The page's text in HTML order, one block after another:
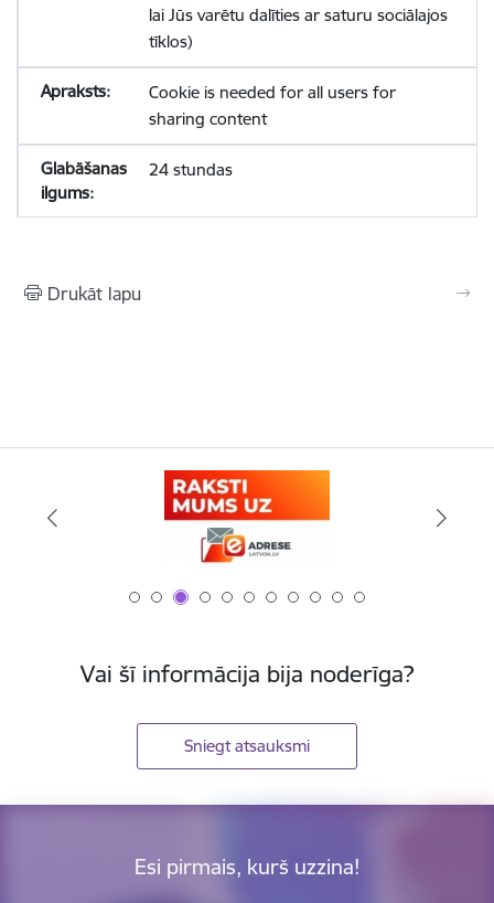
lai Jūs varētu dalīties ar saturu sociālajos
tīklos)
Cookie is needed for all users for
sharing content
24 stundas
Drukāt lapu
Vai šī informācija bija noderīga?
Sniegt atsauksmi
Esi pirmais, kurš uzzina!